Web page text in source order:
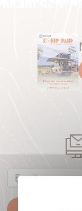
Email